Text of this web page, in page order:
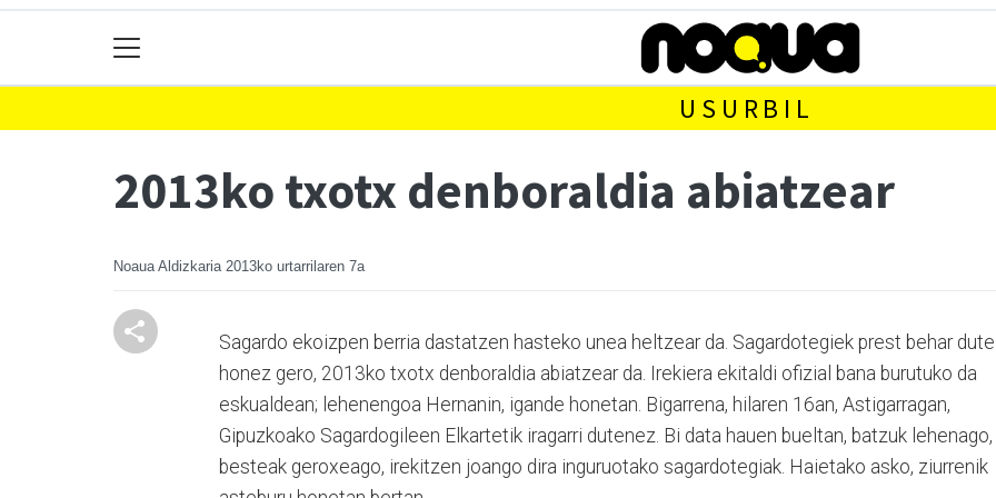
USURBIL
2013ko txotx denboraldia abiatzear
Noaua Aldizkaria 2013ko urtarrilaren 7a
Sagardo ekoizpen berria dastatzen hasteko unea heltzear da. Sagardotegiek prest behar dute
honez gero, 2013ko txotx denboraldia abiatzear da. Irekiera ekitaldi ofizial bana burutuko da
eskualdean; lehenengoa Hernanin, igande honetan. Bigarrena, hilaren 16an, Astigarragan,
Gipuzkoako Sagardogileen Elkartetik iragarri dutenez. Bi data hauen bueltan, batzuk lehenago,
besteak geroxeago, irekitzen joango dira inguruotako sagardotegiak. Haietako asko, ziurrenik